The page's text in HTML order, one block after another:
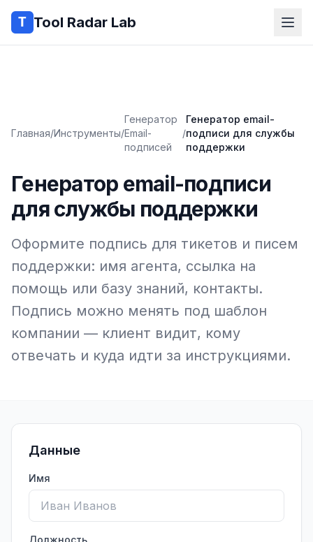
Tool Radar Lab
Главная/Инструменты/
Генератор
Email-
подписей
/
Генератор email-
подписи для службы
поддержки
Генератор email-подписи
для службы поддержки
Оформите подпись для тикетов и писем
поддержки: имя агента, ссылка на
помощь или базу знаний, контакты.
Подпись можно менять под шаблон
компании — клиент видит, кому
отвечать и куда идти за инструкциями.
Данные
Имя
Должность